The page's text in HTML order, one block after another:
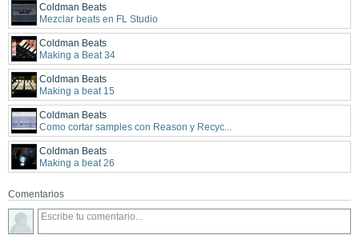
Coldman Beats
Mezclar beats en FL Studio
Coldman Beats
Making a Beat 34
Coldman Beats
Making a beat 15
Coldman Beats
Como cortar samples con Reason y Recyc...
Coldman Beats
Making a beat 26
Comentarios